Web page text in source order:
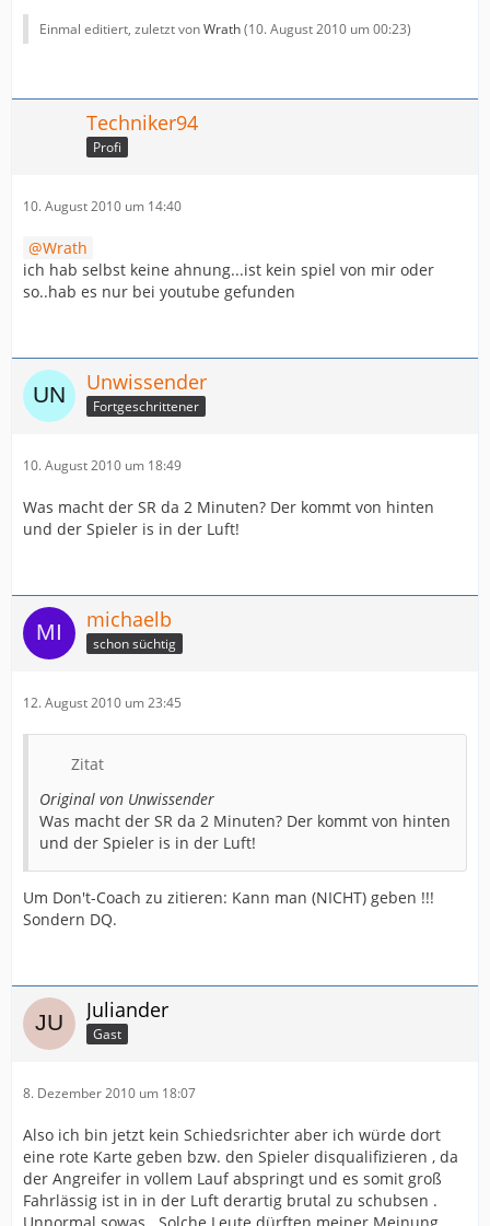
Einmal editiert, zuletzt vonWrath(10. August 2010 um 00:23)
Techniker94
Profi
10. August 2010 um 14:40
Wrath
ich hab selbst keine ahnung...ist kein spiel von mir oder
so..hab es nur bei youtube gefunden
Unwissender
Fortgeschrittener
10. August 2010 um 18:49
Was macht der SR da 2 Minuten? Der kommt von hinten
und der Spieler is in der Luft!
michaelb
schon süchtig
12. August 2010 um 23:45
Zitat
Original von Unwissender
Was macht der SR da 2 Minuten? Der kommt von hinten
und der Spieler is in der Luft!
Um Don't-Coach zu zitieren: Kann man (NICHT) geben !!!
Sondern DQ.
Juliander
Gast
8. Dezember 2010 um 18:07
Also ich bin jetzt kein Schiedsrichter aber ich würde dort
eine rote Karte geben bzw. den Spieler disqualifizieren , da
der Angreifer in vollem Lauf abspringt und es somit groß
Fahrlässig ist in in der Luft derartig brutal zu schubsen .
Unnormal sowas . Solche Leute dürften meiner Meinung